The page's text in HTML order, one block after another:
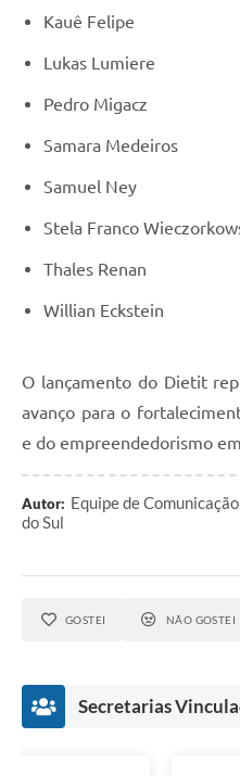
Kauê Felipe
Lukas Lumiere
Pedro Migacz
Samara Medeiros
Samuel Ney
Stela Franco
Thales Renan
Willian Eckstein
O lançamento do Dietit
avanço para o
e do empreendedorismo
Autor: Equipe de
do Sul
GOSTEI NÃO GOSTEI
Secretarias